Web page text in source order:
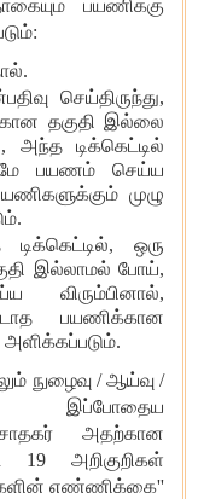
பயணிக்கு
செய்திருந்து,
தகுதி இல்லை
அந்த டிக்கெட்டில்
பயணம் செய்ய
முழு
டிக்கெட்டில், ஒரு
இல்லாமல் போய்,
பயணிக்கான
நுழைவு / ஆய்வு /
இப்போதைய
அதற்கான
19 அறிகுறிகள்
எண்ணிக்கை''